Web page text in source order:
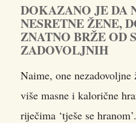
DOKAZANO JE DA
NESRETNE ŽENE,
ZNATNO BRŽE OD
ZADOVOLJNIH
Naime, one nezadovoljne
više masne i kalorične
riječima ‘tješe se hranom’.